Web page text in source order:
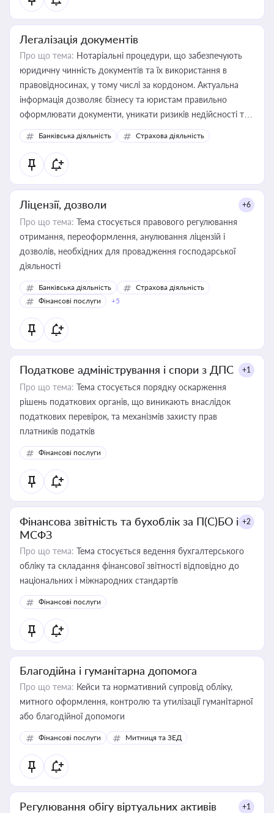
Легалізація документів
Про що тема: Нотаріальні процедури, що забезпечують
юридичну чинність документів та їх використання в
правовідносинах, у тому числі за кордоном. Актуальна
інформація дозволяє бізнесу та юристам правильно
оформлювати документи, уникати ризиків недійсності та
забезпечувати їх належне прийняття органами влади та
контрагентами
Банківська діяльність Страхова діяльність
Ліцензії, дозволи +6
Про що тема: Тема стосується правового регулювання
отримання, переоформлення, анулювання ліцензій і
дозволів, необхідних для провадження господарської
діяльності
Банківська діяльність
Страхова діяльність
Фінансові послуги
+5
Податкове адміністрування і спори з ДПС +1
Про що тема: Тема стосується порядку оскарження
рішень податкових органів, що виникають внаслідок
податкових перевірок, та механізмів захисту прав
платників податків
Фінансові послуги
Фінансова звітність та бухоблік за П(С)БО і
МСФЗ
+2
Про що тема: Тема стосується ведення бухгалтерського
обліку та складання фінансової звітності відповідно до
національних і міжнародних стандартів
Фінансові послуги
Благодійна і гуманітарна допомога
Про що тема: Кейси та нормативний супровід обліку,
митного оформлення, контролю та утилізації гуманітарної
або благодійної допомоги
Фінансові послуги Митниця та ЗЕД
Регулювання обігу віртуальних активів +1